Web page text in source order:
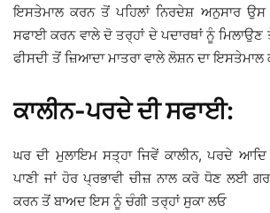
ਇਸਤੇਮਾਲ ਕਰਨ ਤੋਂ ਪਹਿਲਾਂ ਨਿਰਦੇਸ਼ ਅਨੁਸਾਰ ਉਸ
ਸਫਾਈ ਕਰਨ ਵਾਲੇ ਦੋ ਤਰ੍ਹਾਂ ਦੇ ਪਦਾਰਥਾਂ ਨੂੰ
ਫੀਸਦੀ ਤੋਂ ਜ਼ਿਆਦਾ ਮਾਤਰਾ ਵਾਲੇ ਲੋਸ਼ਨ ਦਾ
ਕਾਲੀਨ-ਪਰਦੇ ਦੀ ਸਫਾਈ:
ਘਰ ਦੀ ਮੁਲਾਇਮ ਸਤ੍ਹਾ ਜਿਵੇਂ ਕਾਲੀਨ, ਪਰਦੇ ਆਦਿ
ਪਾਣੀ ਜਾਂ ਹੋਰ ਪ੍ਰਭਾਵੀ ਚੀਜ਼ ਨਾਲ ਕਰੋ ਧੋਣ ਲਈ
ਕਰਨ ਤੋਂ ਬਾਅਦ ਇਸ ਨੂੰ ਚੰਗੀ ਤਰ੍ਹਾਂ ਸੁਕਾ ਲਓ